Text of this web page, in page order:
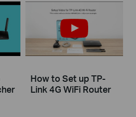
How to Set up TP-
Link 4G WiFi Router